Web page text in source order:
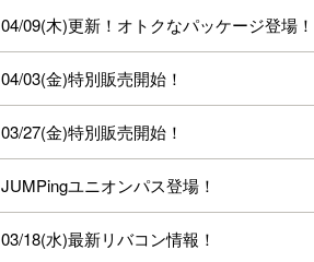
04/09(木)更新！オトクなパッケージ登場！
04/03(金)特別販売開始！
03/27(金)特別販売開始！
JUMPingユニオンパス登場！
03/18(水)最新リバコン情報！